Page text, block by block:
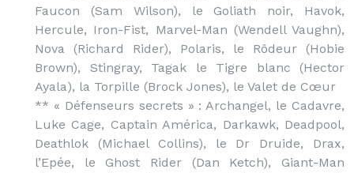
Faucon (Sam Wilson), le Goliath noir, Havok,
Hercule, Iron-Fist, Marvel-Man (Wendell Vaughn),
Nova (Richard Rider), Polaris, le Rôdeur (Hobie
Brown), Stingray, Tagak le Tigre blanc (Hector
Ayala), la Torpille (Brock Jones), le Valet de Cœur
** « Défenseurs secrets » : Archangel, le Cadavre,
Luke Cage, Captain América, Darkawk, Deadpool,
Deathlok (Michael Collins), le Dr Druide, Drax,
l’Epée, le Ghost Rider (Dan Ketch), Giant-Man